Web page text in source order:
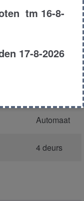
E39
Automaat
4 deurs
tm 16-8-
17-8-2026